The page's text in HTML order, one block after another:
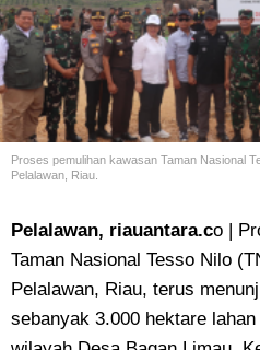
Proses pemulihan kawasan Taman Nasional
Pelalawan, Riau.
Pelalawan, riauantara.co |
Taman Nasional Tesso Nilo
Pelalawan, Riau, terus
sebanyak 3.000 hektare